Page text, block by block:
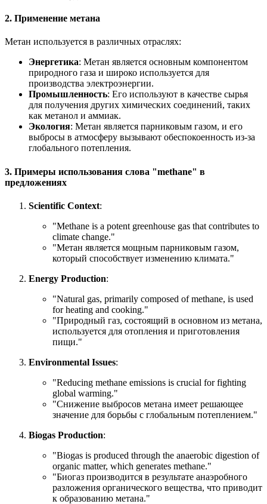
2. Применение метана
Метан используется в различных отраслях:
Энергетика: Метан является основным компонентом
природного газа и широко используется для
производства электроэнергии.
Промышленность: Его используют в качестве сырья
для получения других химических соединений, таких
как метанол и аммиак.
Экология: Метан является парниковым газом, и его
выбросы в атмосферу вызывают обеспокоенность из-за
глобального потепления.
3. Примеры использования слова "methane" в
предложениях
Scientific Context:
"Methane is a potent greenhouse gas that contributes to
climate change."
"Метан является мощным парниковым газом,
который способствует изменению климата."
Energy Production:
"Natural gas, primarily composed of methane, is used
for heating and cooking."
"Природный газ, состоящий в основном из метана,
используется для отопления и приготовления
пищи."
Environmental Issues:
"Reducing methane emissions is crucial for fighting
global warming."
"Снижение выбросов метана имеет решающее
значение для борьбы с глобальным потеплением."
Biogas Production:
"Biogas is produced through the anaerobic digestion of
organic matter, which generates methane."
"Биогаз производится в результате анаэробного
разложения органического вещества, что приводит
к образованию метана."